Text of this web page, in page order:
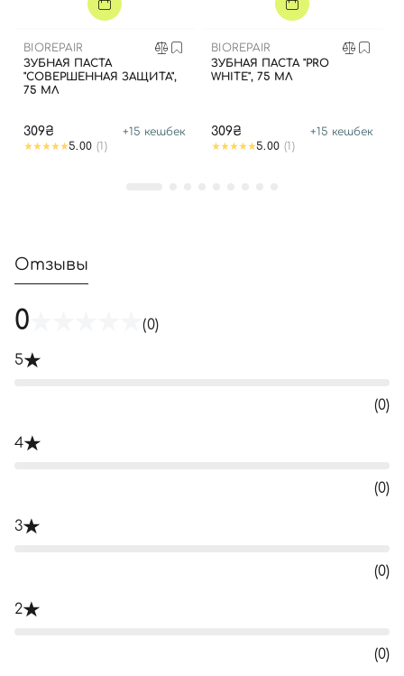
BIOREPAIR
ЗУБНАЯ ПАСТА
"СОВЕРШЕННАЯ ЗАЩИТА",
75 МЛ
309₴ +15 кешбек
5.00 (1)
BIOREPAIR
ЗУБНАЯ ПАСТА "PRO
WHITE", 75 МЛ
309₴ +15 кешбек
5.00 (1)
Отзывы
0 (0)
5
(0)
4
(0)
3
(0)
2
(0)